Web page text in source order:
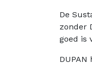
De
zonder
goed is